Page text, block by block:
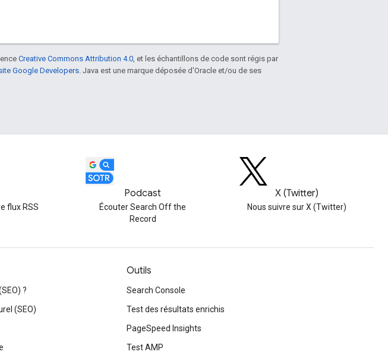
Creative Commons Attribution 4.0 , et les échantillons de code sont régis par
Google Developers . Java est une marque déposée d'Oracle et/ou de ses
flux RSS
Podcast
Écouter Search Off the
Record
X (Twitter)
Nous suivre sur X (Twitter)
?
(SEO)
Outils
Search Console
Test des résultats enrichis
PageSpeed Insights
Test AMP